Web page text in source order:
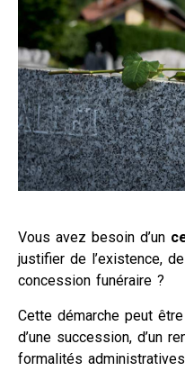
Vous avez besoin d’un
justifier de l’existence,
concession funéraire ?
Cette démarche peut
d’une succession, d’un
formalités